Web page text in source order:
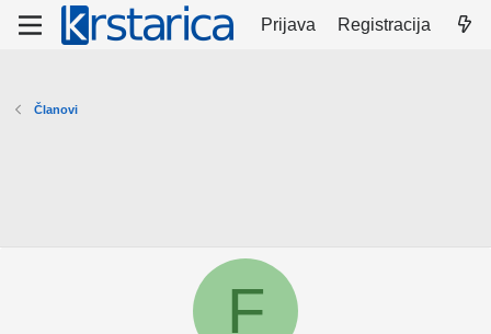
Prijava Registracija
Članovi
F